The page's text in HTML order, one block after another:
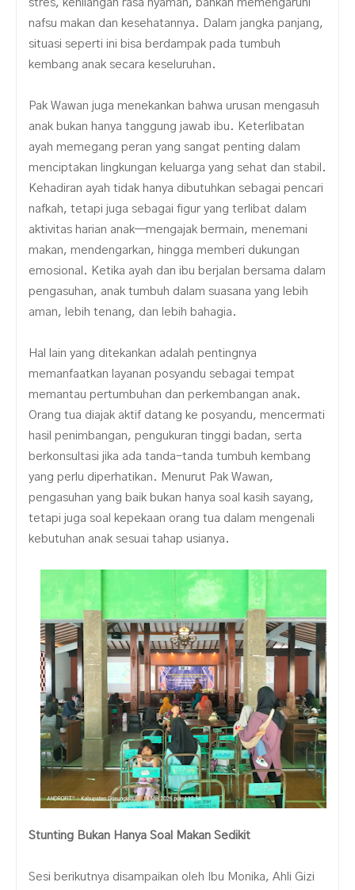
stres, kehilangan rasa nyaman, bahkan memengaruhi
nafsu makan dan kesehatannya. Dalam jangka panjang,
situasi seperti ini bisa berdampak pada tumbuh
kembang anak secara keseluruhan.
Pak Wawan juga menekankan bahwa urusan mengasuh
anak bukan hanya tanggung jawab ibu. Keterlibatan
ayah memegang peran yang sangat penting dalam
menciptakan lingkungan keluarga yang sehat dan stabil.
Kehadiran ayah tidak hanya dibutuhkan sebagai pencari
nafkah, tetapi juga sebagai figur yang terlibat dalam
aktivitas harian anak—mengajak bermain, menemani
makan, mendengarkan, hingga memberi dukungan
emosional. Ketika ayah dan ibu berjalan bersama dalam
pengasuhan, anak tumbuh dalam suasana yang lebih
aman, lebih tenang, dan lebih bahagia.
Hal lain yang ditekankan adalah pentingnya
memanfaatkan layanan posyandu sebagai tempat
memantau pertumbuhan dan perkembangan anak.
Orang tua diajak aktif datang ke posyandu, mencermati
hasil penimbangan, pengukuran tinggi badan, serta
berkonsultasi jika ada tanda-tanda tumbuh kembang
yang perlu diperhatikan. Menurut Pak Wawan,
pengasuhan yang baik bukan hanya soal kasih sayang,
tetapi juga soal kepekaan orang tua dalam mengenali
kebutuhan anak sesuai tahap usianya.
Stunting Bukan Hanya Soal Makan Sedikit
Sesi berikutnya disampaikan oleh Ibu Monika, Ahli Gizi